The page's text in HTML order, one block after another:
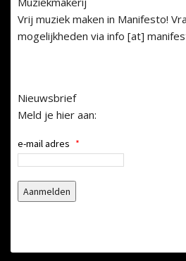
Vrij muziek maken in Manifesto!
mogelijkheden via info [at]
Nieuwsbrief
Meld je hier aan:
e-mail adres *